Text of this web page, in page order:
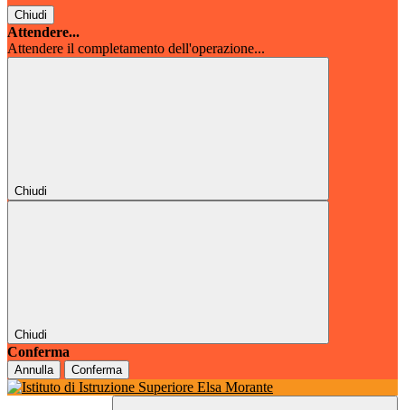
Chiudi
Attendere...
Attendere il completamento dell'operazione...
Chiudi
Chiudi
Conferma
Annulla Conferma